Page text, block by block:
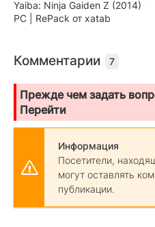
Yaiba: Ninja Gaiden Z (2014)
РС | RePack от xatab
Комментарии 7
Прежде чем задать
Перейти
Информация
Посетители,
могут оставлять
публикации.